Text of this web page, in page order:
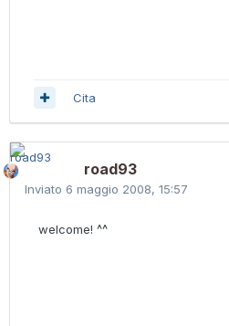
Cita
road93
Inviato 6 maggio 2008, 15:57
welcome! ^^